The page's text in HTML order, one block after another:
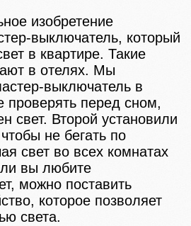
изобретение
выключатель, который
в квартире. Такие
в отелях. Мы
выключатель в
проверять перед сном,
свет. Второй установили
не бегать по
свет во всех комнатах
вы любите
можно поставить
которое позволяет
света.